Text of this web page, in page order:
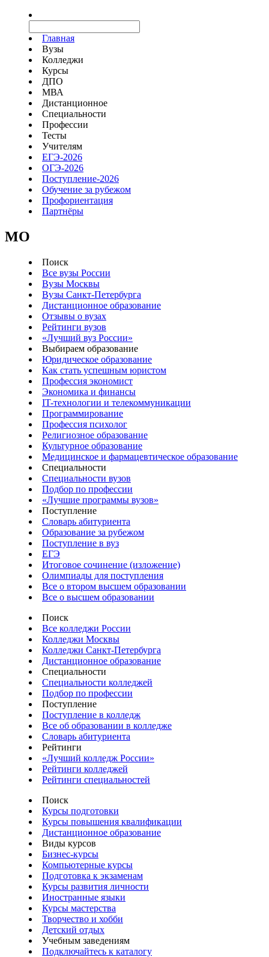
Главная
Вузы
Колледжи
Курсы
ДПО
МВА
Дистанционное
Специальности
Профессии
Тесты
Учителям
ЕГЭ-2026
ОГЭ-2026
Поступление-2026
Обучение за рубежом
Профориентация
Партнёры
MO
Поиск
Все вузы России
Вузы Москвы
Вузы Санкт-Петербурга
Дистанционное образование
Отзывы о вузах
Рейтинги вузов
«Лучший вуз России»
Выбираем образование
Юридическое образование
Как стать успешным юристом
Профессия экономист
Экономика и финансы
IT-технологии и телекоммуникации
Программирование
Профессия психолог
Религиозное образование
Культурное образование
Медицинское и фармацевтическое образование
Специальности
Специальности вузов
Подбор по профессии
«Лучшие программы вузов»
Поступление
Словарь абитуриента
Образование за рубежом
Поступление в вуз
ЕГЭ
Итоговое сочинение (изложение)
Олимпиады для поступления
Все о втором высшем образовании
Все о высшем образовании
Поиск
Все колледжи России
Колледжи Москвы
Колледжи Санкт-Петербурга
Дистанционное образование
Специальности
Специальности колледжей
Подбор по профессии
Поступление
Поступление в колледж
Все об образовании в колледже
Словарь абитуриента
Рейтинги
«Лучший колледж России»
Рейтинги колледжей
Рейтинги специальностей
Поиск
Курсы подготовки
Курсы повышения квалификации
Дистанционное образование
Виды курсов
Бизнес-курсы
Компьютерные курсы
Подготовка к экзаменам
Курсы развития личности
Иностранные языки
Курсы мастерства
Творчество и хобби
Детский отдых
Учебным заведениям
Подключайтесь к каталогу